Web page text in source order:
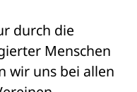
durch die
Menschen
wir uns bei allen